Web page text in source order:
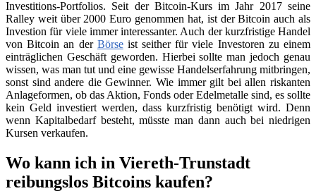
Investitions-Portfolios. Seit der Bitcoin-Kurs im Jahr 2017 seine
Ralley weit über 2000 Euro genommen hat, ist der Bitcoin auch als
Investion für viele immer interessanter. Auch der kurzfristige Handel
von Bitcoin an der Börseist seither für viele Investoren zu einem
einträglichen Geschäft geworden. Hierbei sollte man jedoch genau
wissen, was man tut und eine gewisse Handelserfahrung mitbringen,
sonst sind andere die Gewinner. Wie immer gilt bei allen riskanten
Anlageformen, ob das Aktion, Fonds oder Edelmetalle sind, es sollte
kein Geld investiert werden, dass kurzfristig benötigt wird. Denn
wenn Kapitalbedarf besteht, müsste man dann auch bei niedrigen
Kursen verkaufen.
Wo kann ich in Viereth-Trunstadt
reibungslos Bitcoins kaufen?